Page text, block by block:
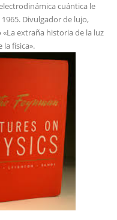
cuántica le
Divulgador de lujo,
extraña historia de la luz
la física».